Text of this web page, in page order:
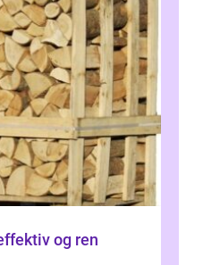
og ren